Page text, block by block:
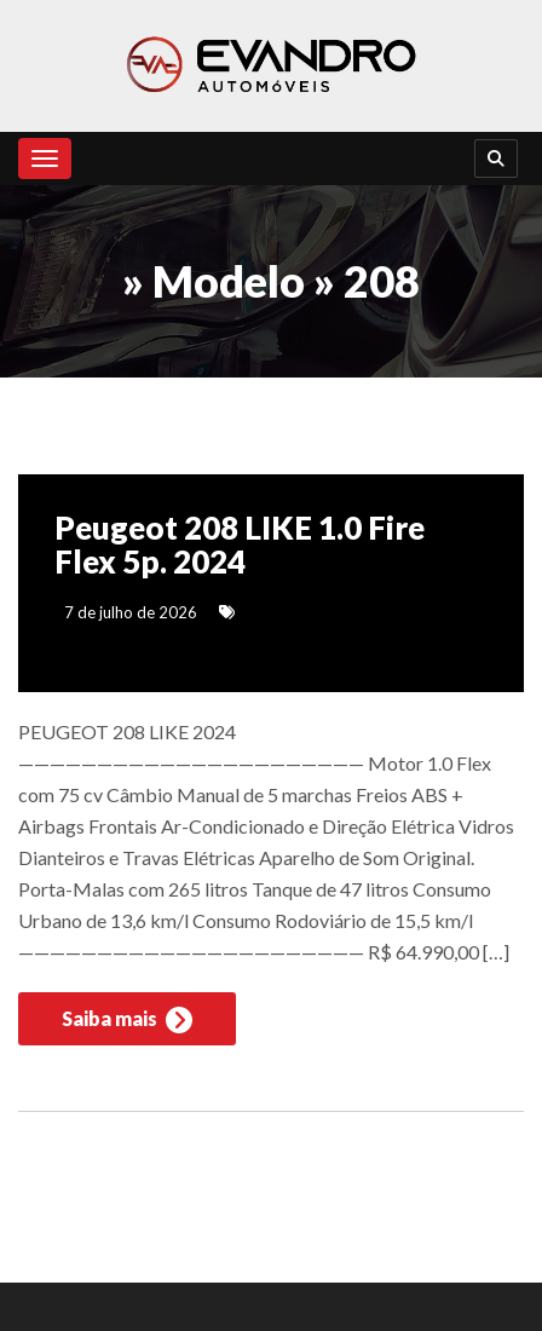
Toggle navigation
» Modelo » 208
Peugeot 208 LIKE 1.0 Fire
Flex 5p. 2024
7 de julho de 2026
PEUGEOT 208 LIKE 2024
—————————————————————— Motor 1.0 Flex
com 75 cv Câmbio Manual de 5 marchas Freios ABS +
Airbags Frontais Ar-Condicionado e Direção Elétrica Vidros
Dianteiros e Travas Elétricas Aparelho de Som Original.
Porta-Malas com 265 litros Tanque de 47 litros Consumo
Urbano de 13,6 km/l Consumo Rodoviário de 15,5 km/l
—————————————————————— R$ 64.990,00 […]
Saiba mais